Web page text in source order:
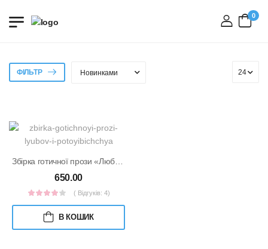
вхід
0
ФІЛЬТР
Збірка готичної прози «Любов і потойбіччя»
650.00
( Відгуків: 4)
В КОШИК